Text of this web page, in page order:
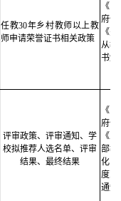
任教30年乡村教师以上教
师申请荣誉证书相关政策
《
府信
《
从教
书颁
评审政策、评审通知、学
校拟推荐人选名单、评审
结果、最终结果
《
府信
《
部教
化中
度改
通知